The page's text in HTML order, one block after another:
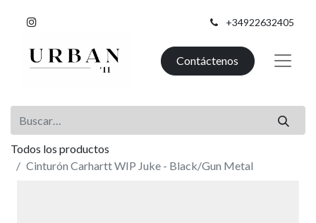
+34922632405
Contáctenos
Todos los productos
Cinturón Carhartt WIP Juke - Black/Gun Metal